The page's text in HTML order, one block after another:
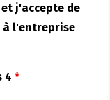
et j'accepte de
à l'entreprise
4*